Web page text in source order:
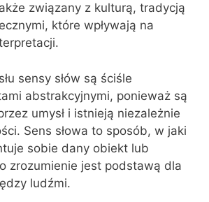
związany z kulturą, tradycją
które wpływają na
sensy słów są ściśle
abstrakcyjnymi, ponieważ są
umysł i istnieją niezależnie
Sens słowa to sposób, w jaki
sobie dany obiekt lub
zrozumienie jest podstawą dla
ludźmi.